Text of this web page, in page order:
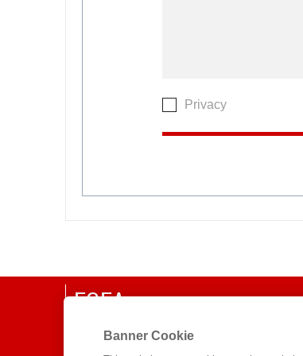
Privacy
EGEA
CHI SIAMO
Banner Cookie